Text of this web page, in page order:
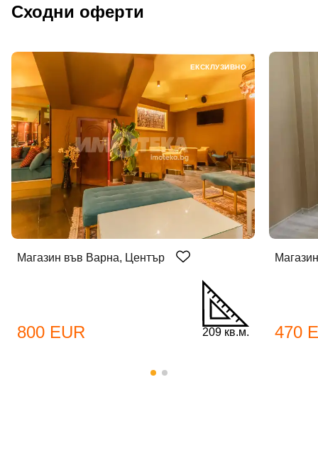
Сходни оферти
Магазин във Варна, Център
800 EUR 209 кв.м.
ЕКСКЛУЗИВНО
470